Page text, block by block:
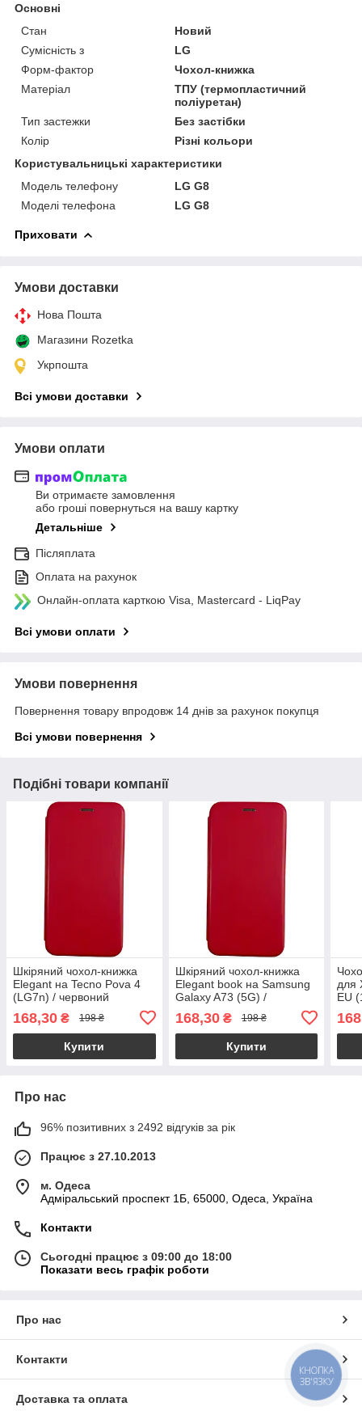
Основні
Стан
Новий
Сумісність з
LG
Форм-фактор
Чохол-книжка
Матеріал
ТПУ (термопластичний
поліуретан)
Тип застежки
Без застібки
Колір
Різні кольори
Користувальницькі характеристики
Модель телефону
LG G8
Моделі телефона
LG G8
Приховати
Умови доставки
Нова Пошта
Магазини Rozetka
Укрпошта
Всі умови доставки
Умови оплати
Ви отримаєте замовлення
або гроші повернуться на вашу картку
Детальніше
Післяплата
Оплата на рахунок
Онлайн-оплата карткою Visa, Mastercard - LiqPay
Всі умови оплати
Умови повернення
Повернення товару впродовж 14 днів за рахунок покупця
Всі умови повернення
Подібні товари компанії
Шкіряний чохол-книжка
Elegant на Tecno Pova 4
(LG7n) / червоний
168,30 ₴ 198 ₴
Купити
Шкіряний чохол-книжка
Elegant book на Samsung
Galaxy A73 (5G) /
168,30₴ 198 ₴
Купити
для
EU
Про нас
96% позитивних з 2492 відгуків за рік
Працює з 27.10.2013
м. Одеса
Адміральський проспект 1Б, 65000, Одеса, Україна
Контакти
Сьогодні працює з 09:00 до 18:00
Показати весь графік роботи
Про нас
Контакти
Доставка та оплата
КНОПКА
ЗВ'ЯЗКУ